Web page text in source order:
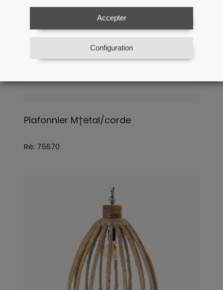
Accepter
Configuration
Plafonnier M†ëtal/corde
Ré: 75670